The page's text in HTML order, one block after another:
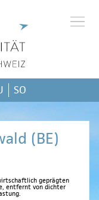
SO
(BE)
geprägten
entfernt von dichter